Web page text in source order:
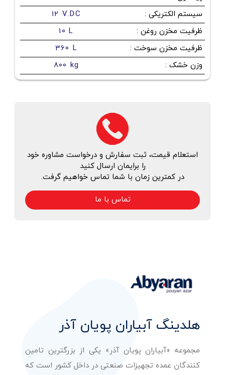
سیستم الکتریکی :
12 V.DC
ظرفیت مخزن روغن :
10 L
ظرفیت مخزن سوخت :
360 L
وزن خشک :
800 kg
استعلام قیمت، ثبت سفارش و درخواست مشاوره خود
را برایمان ارسال کنید
در کمترین زمان با شما تماس خواهیم گرفت.
تماس با ما
هلدینگ آبیاران پویان آذر
مجموعه «آبیاران پویان آذر» یکی از بزرگترین تامین
کنندگان عمده تجهیزات صنعتی در داخل کشور است که